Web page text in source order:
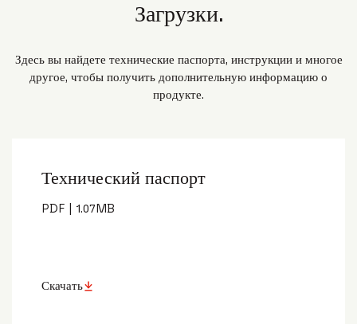
Загрузки.
Здесь вы найдете технические паспорта, инструкции и многое
другое, чтобы получить дополнительную информацию о
продукте.
Технический паспорт
PDF 1.07 MB
Скачать